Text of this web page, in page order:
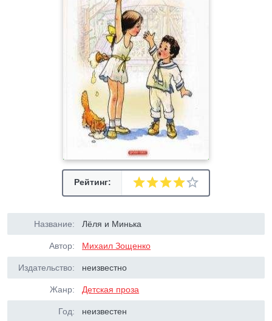
Рейтинг:
Название: Лёля и Минька
Автор: Михаил Зощенко
Издательство: неизвестно
Жанр: Детская проза
Год: неизвестен